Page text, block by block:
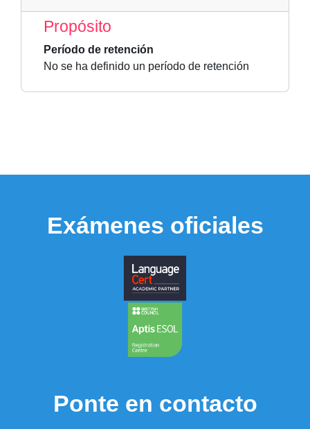
Propósito
Período de retención
No se ha definido un período de retención
Exámenes oficiales
Ponte en contacto